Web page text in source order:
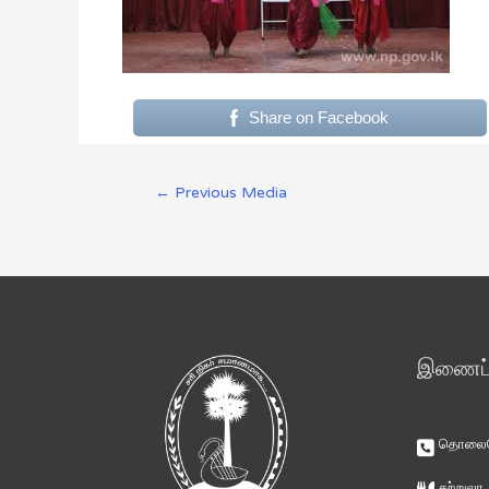
Share on Facebook
← Previous Media